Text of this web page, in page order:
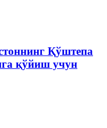
Қўштепа
қўйиш учун